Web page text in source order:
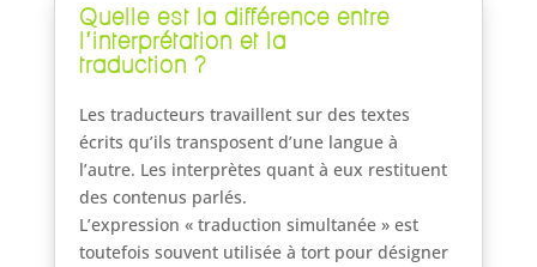
Quelle est la différence entre
l’interprétation et la
traduction ?
Les traducteurs travaillent sur des textes
écrits qu’ils transposent d’une langue à
l’autre. Les interprètes quant à eux restituent
des contenus parlés.
L’expression « traduction simultanée » est
toutefois souvent utilisée à tort pour désigner